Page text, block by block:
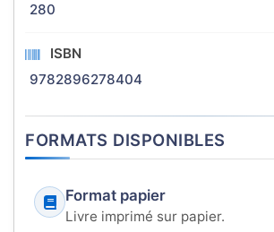
280
ISBN
9782896278404
FORMATS DISPONIBLES
Format papier
Livre imprimé sur papier.